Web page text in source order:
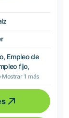
Empleo de
fijo,
1 más